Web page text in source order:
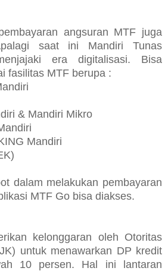
angsuran MTF juga
saat ini Mandiri Tunas
era digitalisasi. Bisa
fasilitas MTF berupa :
& Mandiri Mikro
Mandiri
dalam melakukan pembayaran
MTF Go bisa diakses.
kelonggaran oleh Otoritas
untuk menawarkan DP kredit
10 persen. Hal ini lantaran